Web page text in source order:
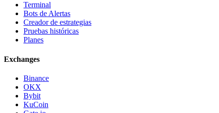
Terminal
Bots de Alertas
Creador de estrategias
Pruebas históricas
Planes
Exchanges
Binance
OKX
Bybit
KuCoin